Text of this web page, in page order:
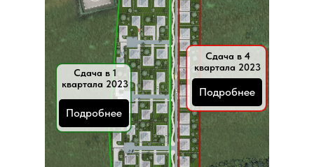
Сдача в 1
квартала 2023
Подробнее
Сдача в 4
квартала 2023
Подробнее